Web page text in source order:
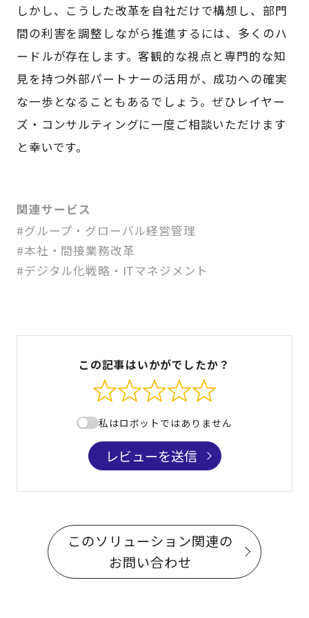
しかし、こうした改革を自社だけで構想し、部門
間の利害を調整しながら推進するには、多くのハ
ードルが存在します。客観的な視点と専門的な知
見を持つ外部パートナーの活用が、成功への確実
な一歩となることもあるでしょう。ぜひレイヤー
ズ・コンサルティングに一度ご相談いただけます
と幸いです。
関連サービス
#グループ・グローバル経営管理
#本社・間接業務改革
#デジタル化戦略・ITマネジメント
この記事はいかがでしたか？
私はロボットではありません
レビューを送信
このソリューション関連の
お問い合わせ